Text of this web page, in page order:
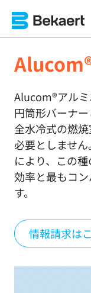
Alucom®アルミ
円筒形バーナ
全水冷式の燃
必要としませ
により、この
効率と最もコ
す。
情報請求は